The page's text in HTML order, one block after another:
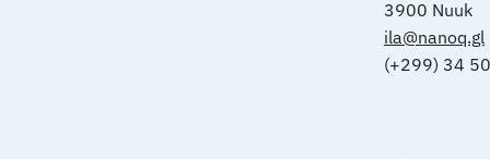
3900 Nuuk
ila@nanoq.gl
(+299) 34